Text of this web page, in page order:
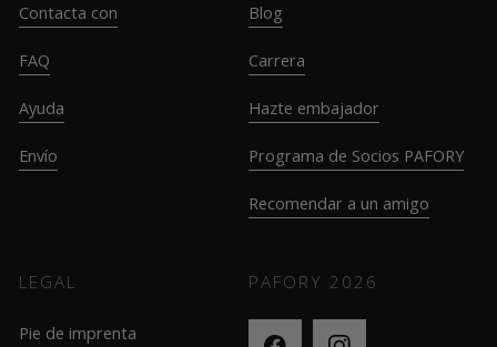
Contacta con
FAQ
Ayuda
Envío
Blog
Carrera
Hazte embajador
Programa de Socios PAFORY
Recomendar a un amigo
LEGAL
Pie de imprenta
PAFORY 2026